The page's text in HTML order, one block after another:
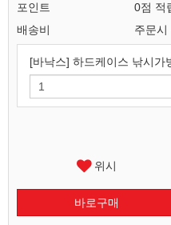
포인트
0점 적
배송비
주문시
[바낙스] 하드케이스 낚시가
위시